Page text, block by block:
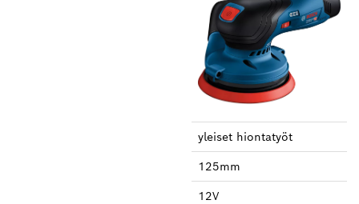
yleiset hionta­työt
125mm
12V